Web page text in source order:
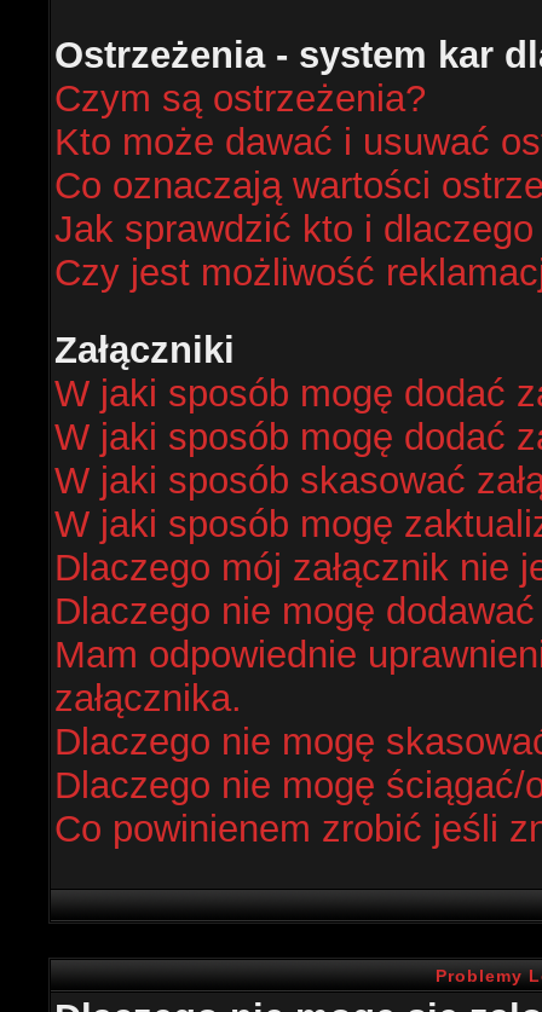
Ostrzeżenia - system kar
Czym są ostrzeżenia?
Kto może dawać i usuwać
Co oznaczają wartości
Jak sprawdzić kto i dlaczego
Czy jest możliwość
Załączniki
W jaki sposób mogę dodać
W jaki sposób mogę dodać
W jaki sposób skasować
W jaki sposób mogę
Dlaczego mój załącznik nie
Dlaczego nie mogę dodawać
Mam odpowiednie
załącznika.
Dlaczego nie mogę
Dlaczego nie mogę ściągać/
Co powinienem zrobić jeśli
Problemy